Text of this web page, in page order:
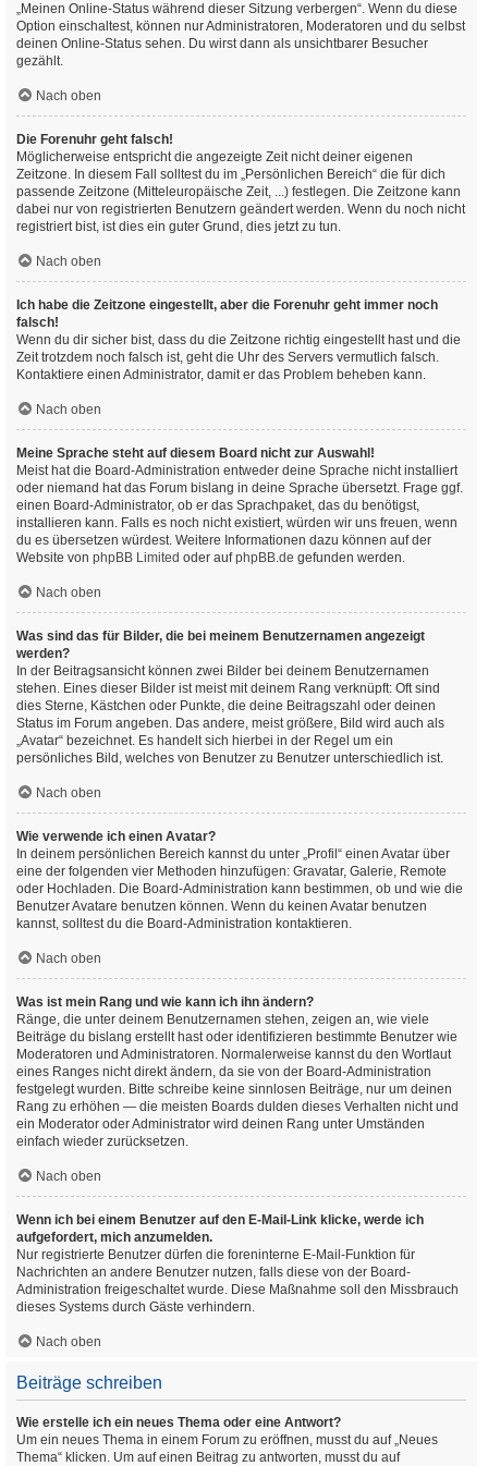
„Meinen Online-Status während dieser Sitzung verbergen“. Wenn du diese
Option einschaltest, können nur Administratoren, Moderatoren und du selbst
deinen Online-Status sehen. Du wirst dann als unsichtbarer Besucher
gezählt.
Nach oben
Die Forenuhr geht falsch!
Möglicherweise entspricht die angezeigte Zeit nicht deiner eigenen
Zeitzone. In diesem Fall solltest du im „Persönlichen Bereich“ die für dich
passende Zeitzone (Mitteleuropäische Zeit, ...) festlegen. Die Zeitzone kann
dabei nur von registrierten Benutzern geändert werden. Wenn du noch nicht
registriert bist, ist dies ein guter Grund, dies jetzt zu tun.
Nach oben
Ich habe die Zeitzone eingestellt, aber die Forenuhr geht immer noch
falsch!
Wenn du dir sicher bist, dass du die Zeitzone richtig eingestellt hast und die
Zeit trotzdem noch falsch ist, geht die Uhr des Servers vermutlich falsch.
Kontaktiere einen Administrator, damit er das Problem beheben kann.
Nach oben
Meine Sprache steht auf diesem Board nicht zur Auswahl!
Meist hat die Board-Administration entweder deine Sprache nicht installiert
oder niemand hat das Forum bislang in deine Sprache übersetzt. Frage ggf.
einen Board-Administrator, ob er das Sprachpaket, das du benötigst,
installieren kann. Falls es noch nicht existiert, würden wir uns freuen, wenn
du es übersetzen würdest. Weitere Informationen dazu können auf der
Website von phpBB Limited oder aufphpBB.de gefunden werden.
Nach oben
Was sind das für Bilder, die bei meinem Benutzernamen angezeigt
werden?
In der Beitragsansicht können zwei Bilder bei deinem Benutzernamen
stehen. Eines dieser Bilder ist meist mit deinem Rang verknüpft: Oft sind
dies Sterne, Kästchen oder Punkte, die deine Beitragszahl oder deinen
Status im Forum angeben. Das andere, meist größere, Bild wird auch als
„Avatar“ bezeichnet. Es handelt sich hierbei in der Regel um ein
persönliches Bild, welches von Benutzer zu Benutzer unterschiedlich ist.
Nach oben
Wie verwende ich einen Avatar?
In deinem persönlichen Bereich kannst du unter „Profil“ einen Avatar über
eine der folgenden vier Methoden hinzufügen: Gravatar, Galerie, Remote
oder Hochladen. Die Board-Administration kann bestimmen, ob und wie die
Benutzer Avatare benutzen können. Wenn du keinen Avatar benutzen
kannst, solltest du die Board-Administration kontaktieren.
Nach oben
Was ist mein Rang und wie kann ich ihn ändern?
Ränge, die unter deinem Benutzernamen stehen, zeigen an, wie viele
Beiträge du bislang erstellt hast oder identifizieren bestimmte Benutzer wie
Moderatoren und Administratoren. Normalerweise kannst du den Wortlaut
eines Ranges nicht direkt ändern, da sie von der Board-Administration
festgelegt wurden. Bitte schreibe keine sinnlosen Beiträge, nur um deinen
Rang zu erhöhen — die meisten Boards dulden dieses Verhalten nicht und
ein Moderator oder Administrator wird deinen Rang unter Umständen
einfach wieder zurücksetzen.
Nach oben
Wenn ich bei einem Benutzer auf den E-Mail-Link klicke, werde ich
aufgefordert, mich anzumelden.
Nur registrierte Benutzer dürfen die foreninterne E-Mail-Funktion für
Nachrichten an andere Benutzer nutzen, falls diese von der Board-
Administration freigeschaltet wurde. Diese Maßnahme soll den Missbrauch
dieses Systems durch Gäste verhindern.
Nach oben
Beiträge schreiben
Wie erstelle ich ein neues Thema oder eine Antwort?
Um ein neues Thema in einem Forum zu eröffnen, musst du auf „Neues
Thema“ klicken. Um auf einen Beitrag zu antworten, musst du auf